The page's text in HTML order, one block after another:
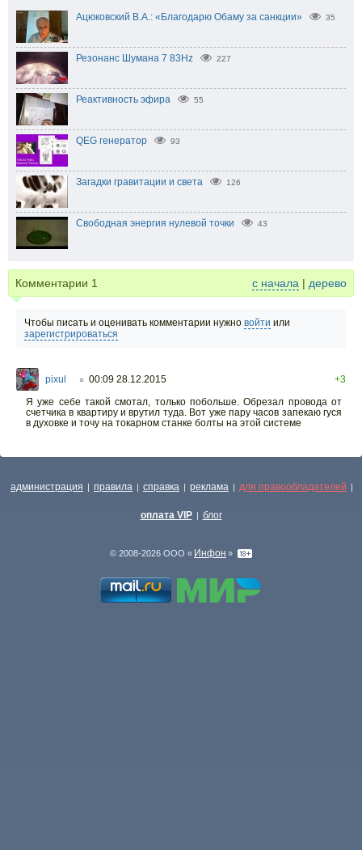
Ацюковский В.А.: «Благодарю Обаму за санкции» 35
Резонанс Шумана 7 83Hz 227
Реактивность эфира 55
QEG генератор 93
Загадки гравитации и света 126
Свободная энергия нулевой точки 43
Комментарии 1 с начала | дерево
Чтобы писать и оценивать комментарии нужно войти или
зарегистрироваться
pixul ○ 00:09 28.12.2015
+3
Я уже себе такой смотал, только побольше. Обрезал провода от
счетчика в квартиру и врутил туда. Вот уже пару часов запекаю гуся
в духовке и точу на токарном станке болты на этой системе
администрация | правила | справка | реклама | для правообладателей |
оплата VIP | блог
© 2008-2026 ООО « Инфон »